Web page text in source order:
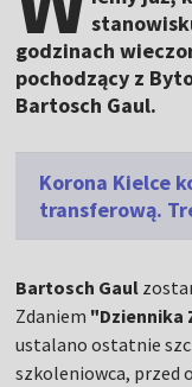
godzinach
pochodzący z
Bartosch Gaul.
Korona Kielce
transferową.
Bartosch Gaul
Zdaniem "Dziennika
ustalano ostatnie
szkoleniowca, przed